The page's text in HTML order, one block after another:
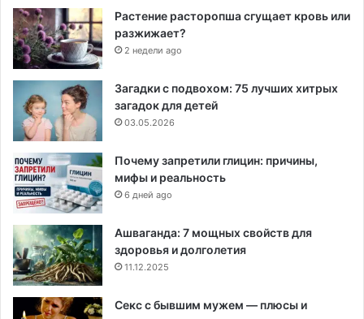
Растение расторопша сгущает кровь или
разжижает?
2 недели ago
Загадки с подвохом: 75 лучших хитрых
загадок для детей
03.05.2026
Почему запретили глицин: причины,
мифы и реальность
6 дней ago
Ашваганда: 7 мощных свойств для
здоровья и долголетия
11.12.2025
Секс с бывшим мужем — плюсы и